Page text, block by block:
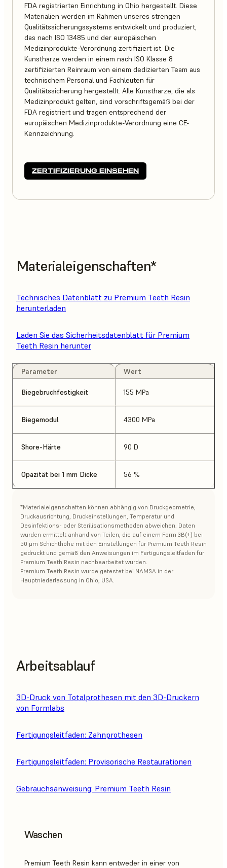
FDA registrierten Einrichtung in Ohio hergestellt. Diese
Materialien werden im Rahmen unseres strengen
Qualitätssicherungssystems entwickelt und produziert,
das nach ISO 13485 und der europäischen
Medizinprodukte-Verordnung zertifiziert ist. Die
Kunstharze werden in einem nach ISO Klasse 8
zertifizierten Reinraum von einem dedizierten Team aus
technischem Personal und Fachleuten für
Qualitätssicherung hergestellt. Alle Kunstharze, die als
Medizinprodukt gelten, sind vorschriftsgemäß bei der
FDA registriert und tragen entsprechend der
europäischen Medizinprodukte-Verordnung eine CE-
Kennzeichnung.
ZERTIFIZIERUNG EINSEHEN
Materialeigenschaften*
Technisches Datenblatt zu Premium Teeth Resin
herunterladen
Laden Sie das Sicherheitsdatenblatt für Premium
Teeth Resin herunter
Parameter Wert
Biegebruchfestigkeit 155 MPa
Biegemodul 4300 MPa
Shore-Härte 90 D
Opazität bei 1 mm Dicke 56 %
*Materialeigenschaften können abhängig von Druckgeometrie,
Druckausrichtung, Druckeinstellungen, Temperatur und
Desinfektions- oder Sterilisationsmethoden abweichen. Daten
wurden ermittelt anhand von Teilen, die auf einem Form 3B(+) bei
50 μm Schichthöhe mit den Einstellungen für Premium Teeth Resin
gedruckt und gemäß den Anweisungen im Fertigungsleitfaden für
Premium Teeth Resin nachbearbeitet wurden.
Premium Teeth Resin wurde getestet bei NAMSA in der
Hauptniederlassung in Ohio, USA.
Arbeitsablauf
3D-Druck von Totalprothesen mit den 3D-Druckern
von Formlabs
Fertigungsleitfaden: Zahnprothesen
Fertigungsleitfaden: Provisorische Restaurationen
Gebrauchsanweisung: Premium Teeth Resin
Waschen
Premium Teeth Resin kann entweder in einer von